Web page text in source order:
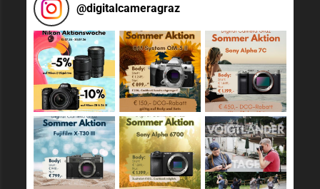
@digitalcameragraz